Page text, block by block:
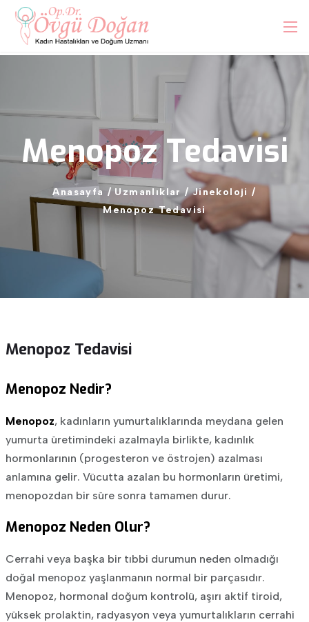
Menopoz Tedavisi
Anasayfa / Uzmanlıklar / Jinekoloji /
Menopoz Tedavisi
Menopoz Tedavisi
Menopoz Nedir?
Menopoz, kadınların yumurtalıklarında meydana gelen
yumurta üretimindeki azalmayla birlikte, kadınlık
hormonlarının (progesteron ve östrojen) azalması
anlamına gelir. Vücutta azalan bu hormonların üretimi,
menopozdan bir süre sonra tamamen durur.
Menopoz Neden Olur?
Cerrahi veya başka bir tıbbi durumun neden olmadığı
doğal menopoz yaşlanmanın normal bir parçasıdır.
Menopoz, hormonal doğum kontrolü, aşırı aktif tiroid,
yüksek prolaktin, radyasyon veya yumurtalıkların cerrahi